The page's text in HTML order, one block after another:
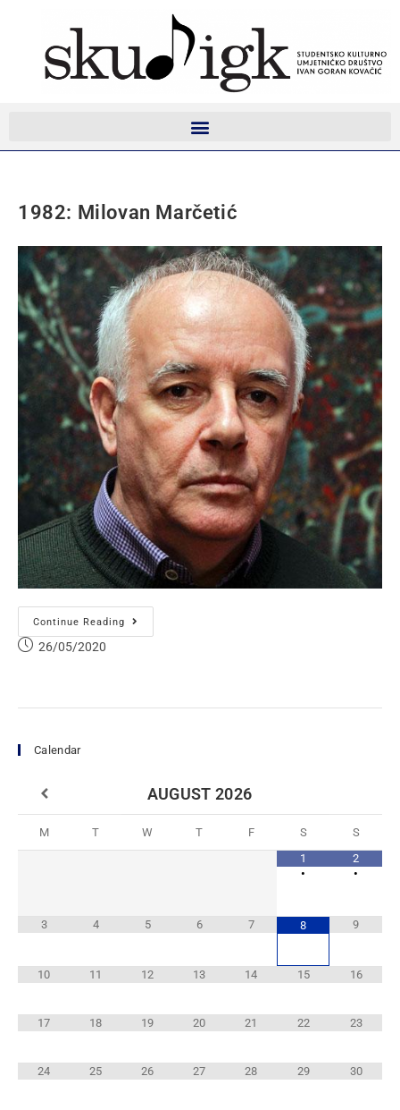
1982: Milovan Marčetić
Continue Reading
26/05/2020
Calendar
AUGUST 2026
M T W T F S
S
1
•
2
•
3 4 5 6 7 8 9
10 11 12 13 14 15 16
17 18 19 20 21 22 23
24 25 26 27 28 29 30